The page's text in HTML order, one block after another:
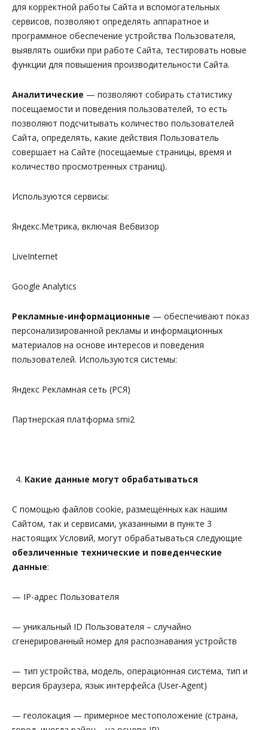
для корректной работы Сайта и вспомогательных
сервисов, позволяют определять аппаратное и
программное обеспечение устройства Пользователя,
выявлять ошибки при работе Сайта, тестировать новые
функции для повышения производительности Сайта.
Аналитические — позволяют собирать статистику
посещаемости и поведения пользователей, то есть
позволяют подсчитывать количество пользователей
Сайта, определять, какие действия Пользователь
совершает на Сайте (посещаемые страницы, время и
количество просмотренных страниц).
Используются сервисы:
Яндекс.Метрика, включая Вебвизор
LiveInternet
Google Analytics
Рекламные-информационные — обеспечивают показ
персонализированной рекламы и информационных
материалов на основе интересов и поведения
пользователей. Используются системы:
Яндекс Рекламная сеть (РСЯ)
Партнерская платформа smi2
Какие данные могут обрабатываться
С помощью файлов cookie, размещённых как нашим
Сайтом, так и сервисами, указанными в пункте 3
настоящих Условий, могут обрабатываться следующие
обезличенные технические и поведенческие
данные:
— IP-адрес Пользователя
— уникальный ID Пользователя – случайно
сгенерированный номер для распознавания устройств
— тип устройства, модель, операционная система, тип и
версия браузера, язык интерфейса (User-Agent)
— геолокация — примерное местоположение (страна,